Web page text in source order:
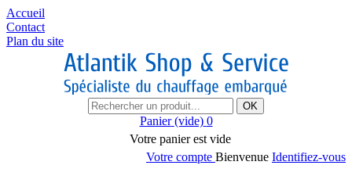
Accueil
Contact
Plan du site
OK
Panier (vide) 0
Votre panier est vide
Votre compte Bienvenue Identifiez-vous